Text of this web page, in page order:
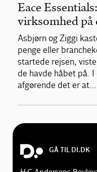
Eace
virksomhed
Asbjørn og Ziggi
penge eller
startede rejsen,
de havde håbet på.
afgørende det er at…
GÅ TIL DI.DK